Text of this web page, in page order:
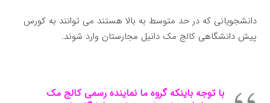
دانشجویانی که در حد متوسط به بالا هستند می توانند به كورس
پیش دانشگاهی کالج مک دانیل مجارستان وارد شوند.
با توجه باینکه گروه ما نماینده رسمی کالج مک